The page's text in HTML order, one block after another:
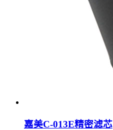
嘉美C-013E精密滤芯